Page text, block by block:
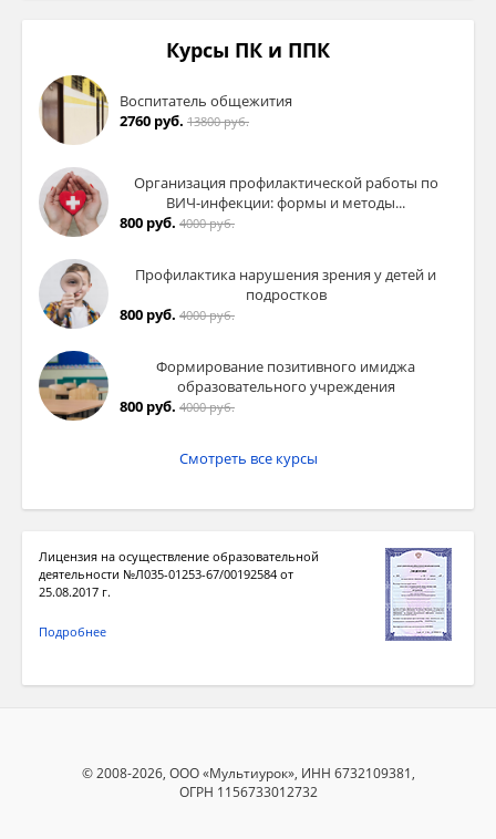
Курсы ПК и ППК
Воспитатель общежития
2760 руб. 13800 руб.
Организация профилактической работы по
ВИЧ-инфекции: формы и методы...
800 руб. 4000 руб.
Профилактика нарушения зрения у детей и
подростков
800 руб. 4000 руб.
Формирование позитивного имиджа
образовательного учреждения
800 руб. 4000 руб.
Смотреть все курсы
Лицензия на осуществление образовательной
деятельности №Л035-01253-67/00192584 от
25.08.2017 г.
Подробнее
© 2008-2026, ООО «Мультиурок», ИНН 6732109381,
ОГРН 1156733012732